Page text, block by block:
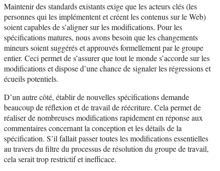
Maintenir des standards existants exige que les acteurs clés (les
personnes qui les implémentent et créent les contenus sur le Web)
soient capables de s’aligner sur les modifications. Pour les
spécifications matures, nous avons besoin que les changements
mineurs soient suggérés et approuvés formellement par le groupe
entier. Ceci permet de s’assurer que tout le monde s’accorde sur les
modifications et dispose d’une chance de signaler les régressions et
écueils potentiels.
D’un autre côté, établir de nouvelles spécifications demande
beaucoup de réflexion et de travail de réécriture. Cela permet de
réaliser de nombreuses modifications rapidementen réponse aux
commentaires concernant la conception et les détails de la
spécification. S’il fallait passer toutes les modifications essentielles
au travers du filtre du processus de résolution du groupe de travail,
cela serait trop restrictif et inefficace.